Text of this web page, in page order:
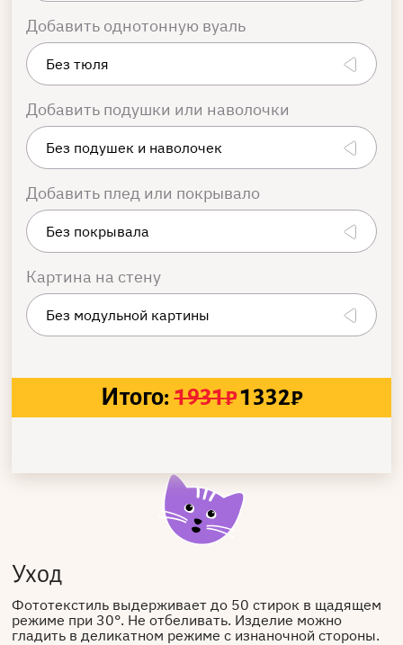
Добавить однотонную вуаль
Добавить подушки или наволочки
Добавить плед или покрывало
Картина на стену
Итого: 1931₽1332₽
Уход
Фототекстиль выдерживает до 50 стирок в щадящем
режиме при 30°. Не отбеливать. Изделие можно
гладить в деликатном режиме с изнаночной стороны.